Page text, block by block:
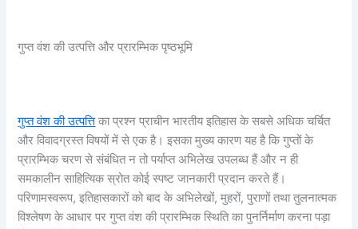
गुप्त वंश की उत्पत्ति और प्रारम्भिक पृष्ठभूमि
गुप्त वंश की उत्पत्तिका प्रश्न प्राचीन भारतीय इतिहास के सबसे अधिक चर्चित
और विवादग्रस्त विषयों में से एक है। इसका मुख्य कारण यह है कि गुप्तों के
प्रारम्भिक चरण से संबंधित न तो पर्याप्त अभिलेख उपलब्ध हैं और न ही
समकालीन साहित्यिक स्रोत कोई स्पष्ट जानकारी प्रदान करते हैं।
परिणामस्वरूप, इतिहासकारों को बाद के अभिलेखों, मुहरों, पुराणों तथा तुलनात्मक
विश्लेषण के आधार पर गुप्त वंश की प्रारम्भिक स्थिति का पुनर्निर्माण करना पड़ा